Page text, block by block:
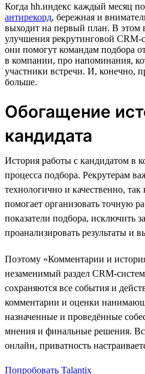
Когда hh.индекс каждый месяц
антирекорд, бережная и
выходит на первый план. В этом
улучшения рекрутинговой
они помогут командам подбора
в компании, про напоминания,
участники встречи. И, конечно,
больше.
Обогащение
кандидата
История работы с кандидатом
процесса подбора. Рекрутерам
технологично и качественно,
помогает организовать точную
показатели подбора, исключить
проанализировать результаты и
Поэтому «Комментарии и
незаменимый раздел CRM-
сохраняются все события и
комментарии и оценки
назначенные и проведённые
мнения и финальные решения.
онлайн, приватность
Попробовать Talantix